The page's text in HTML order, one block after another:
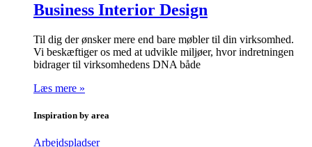
Business Interior Design
Til dig der ønsker mere end bare møbler til din virksomhed.
Vi beskæftiger os med at udvikle miljøer, hvor indretningen
bidrager til virksomhedens DNA både
Læs mere »
Inspiration by area
Arbejdspladser